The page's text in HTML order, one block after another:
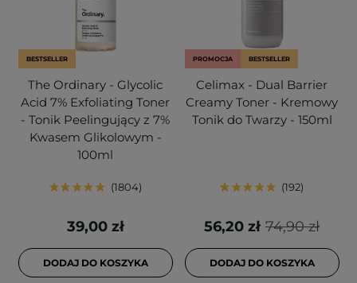
BESTSELLER
The Ordinary - Glycolic
Acid 7% Exfoliating Toner
- Tonik Peelingujący z 7%
Kwasem Glikolowym -
100ml
1804
39,00 zł
DODAJ DO KOSZYKA
PROMOCJA BESTSELLER
Celimax - Dual Barrier
Creamy Toner - Kremowy
Tonik do Twarzy - 150ml
192
74,90 zł
56,20 zł
DODAJ DO KOSZYKA